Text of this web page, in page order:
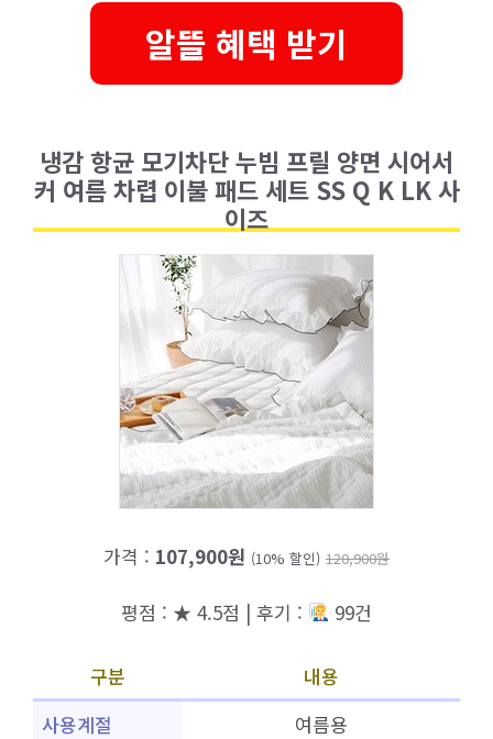
알뜰 혜택 받기
냉감 항균 모기차단 누빔 프릴 양면 시어서
커 여름 차렵 이불 패드 세트 SS Q K LK 사
이즈
가격 : 107,900원 (10% 할인) 120,900원
평점 : ★ 4.5점 | 후기 : 99건
구분
내용
사용계절
여름용